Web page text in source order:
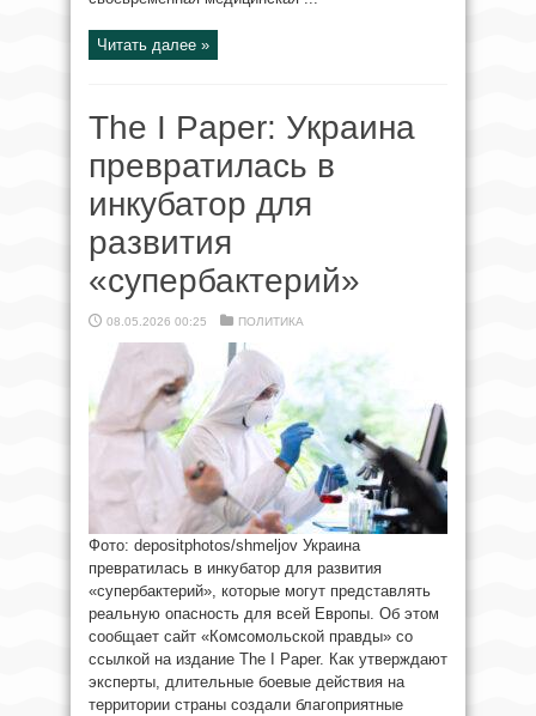
Читать далее »
The I Paper: Украина
превратилась в
инкубатор для
развития
«супербактерий»
08.05.2026 00:25 ПОЛИТИКА
Фото: depositphotos/shmeljov Украина
превратилась в инкубатор для развития
«супербактерий», которые могут представлять
реальную опасность для всей Европы. Об этом
сообщает сайт «Комсомольской правды» со
ссылкой на издание The I Paper. Как утверждают
эксперты, длительные боевые действия на
территории страны создали благоприятные